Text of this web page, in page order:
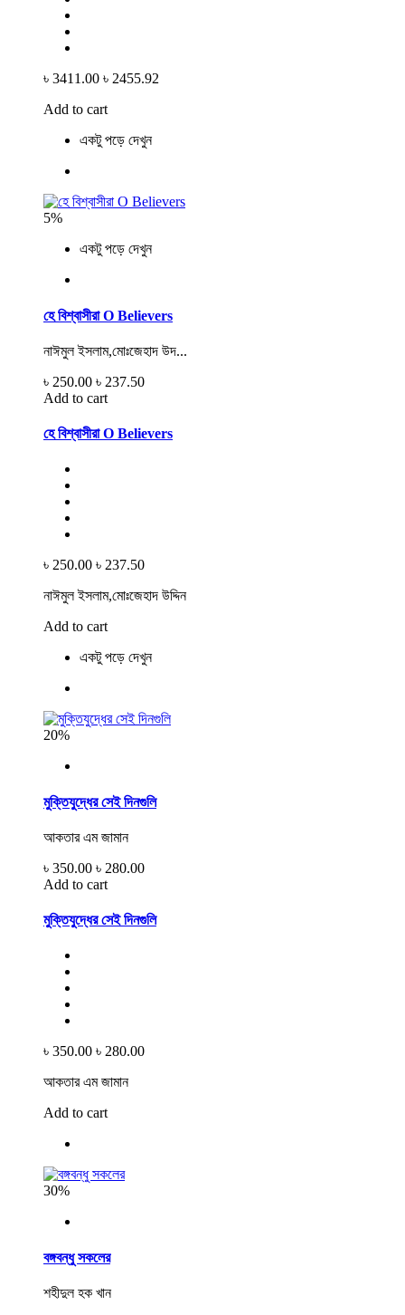
৳ 3411.00 ৳ 2455.92
Add to cart
একটু পড়ে দেখুন
5%
একটু পড়ে দেখুন
হে বিশ্বাসীরা O Believers
নাঈমুল ইসলাম,মোঃজেহাদ উদ...
৳ 250.00 ৳ 237.50
Add to cart
হে বিশ্বাসীরা O Believers
৳ 250.00 ৳ 237.50
নাঈমুল ইসলাম,মোঃজেহাদ উদ্দিন
Add to cart
একটু পড়ে দেখুন
20%
মুক্তিযুদ্ধের সেই দিনগুলি
আকতার এম জামান
৳ 350.00 ৳ 280.00
Add to cart
মুক্তিযুদ্ধের সেই দিনগুলি
৳ 350.00 ৳ 280.00
আকতার এম জামান
Add to cart
30%
বঙ্গবন্ধু সকলের
শহীদুল হক খান